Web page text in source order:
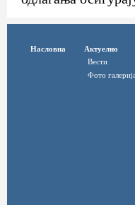
Насловна Актуелно
Вести
Фото галерија